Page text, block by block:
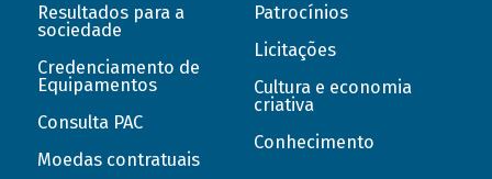
Resultados para a
sociedade
Credenciamento de
Equipamentos
Consulta PAC
Moedas contratuais
Patrocínios
Licitações
Cultura e economia
criativa
Conhecimento